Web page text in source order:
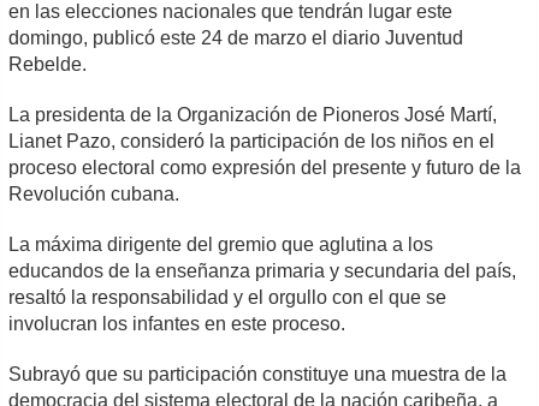
en las elecciones nacionales que tendrán lugar este
domingo, publicó este 24 de marzo el diario Juventud
Rebelde.
La presidenta de la Organización de Pioneros José Martí,
Lianet Pazo, consideró la participación de los niños en el
proceso electoral como expresión del presente y futuro de la
Revolución cubana.
La máxima dirigente del gremio que aglutina a los
educandos de la enseñanza primaria y secundaria del país,
resaltó la responsabilidad y el orgullo con el que se
involucran los infantes en este proceso.
Subrayó que su participación constituye una muestra de la
democracia del sistema electoral de la nación caribeña, a